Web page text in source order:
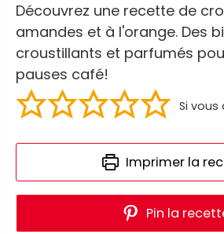
Découvrez une recette de
amandes et à l'orange. Des
croustillants et parfumés
pauses café!
Si
Imprimer la
Pin la